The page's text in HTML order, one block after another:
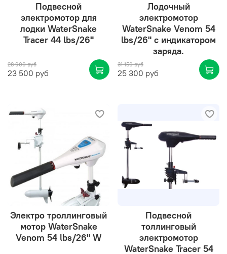
Подвесной
электромотор для
лодки WaterSnake
Tracer 44 lbs/26"
28 900 руб
23 500 руб
Лодочный
электромотор
WaterSnake Venom 54
lbs/26" с индикатором
заряда.
31 150 руб
25 300 руб
Электро троллинговый
мотор WaterSnake
Venom 54 lbs/26" W
Подвесной
толлинговый
электромотор
WaterSnake Tracer 54